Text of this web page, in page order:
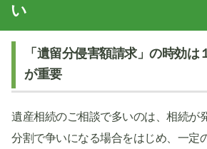
い
「遺留分侵害額請求」の時効は
が重要
遺産相続のご相談で多いのは、相続が
分割で争いになる場合をはじめ、一定